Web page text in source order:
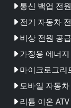
통신 백업 전
전기 자동차
비상 전원 공
가정용 에너
마이크로그리
모바일 자동
리튬 이온